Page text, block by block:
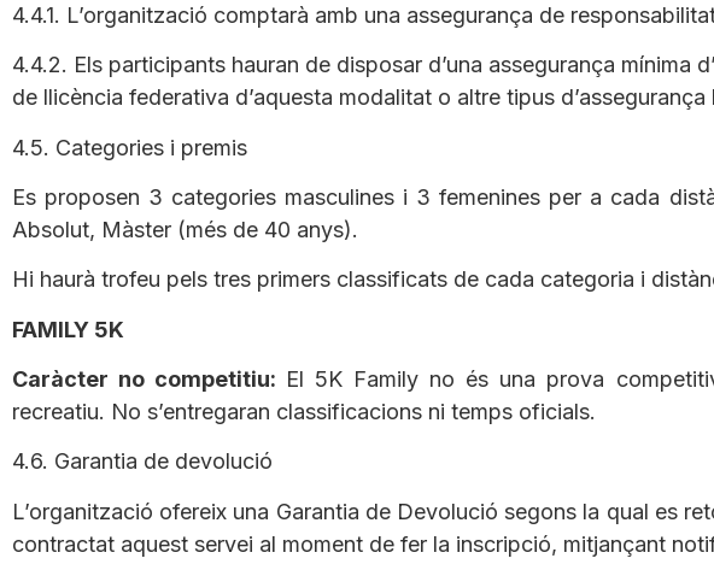
4.4.1. L’organització comptarà amb una assegurança de
4.4.2. Els participants hauran de disposar d’una assegurança
de llicència federativa d’aquesta modalitat o altre tipus
4.5. Categories i premis
Es proposen 3 categories masculines i 3 femenines per a cada
Absolut, Màster (més de 40 anys).
Hi haurà trofeu pels tres primers classificats de cada categoria i
FAMILY 5K
Caràcter no competitiu: El 5K Family no és una prova
recreatiu. No s’entregaran classificacions ni temps oficials.
4.6. Garantia de devolució
L’organització ofereix una Garantia de Devolució segons la qual es
contractat aquest servei al moment de fer la inscripció, mitjançant